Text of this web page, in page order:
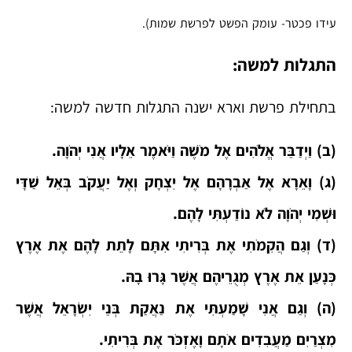
עידו פכטר- עומק הפשט לפרשת שמות).
התגלות למשה:
בתחילת פרשת וארא ישנה התגלות חדשה למשה:
(ב) וַיְדַבֵּר אֱלֹהִים אֶל מֹשֶׁה וַיֹּאמֶר אֵלָיו אֲנִי יְהֹוָה.
(ג) וָאֵרָא אֶל אַבְרָהָם אֶל יִצְחָק וְאֶל יַעֲקֹב בְּאֵל שַׁדָּי
וּשְׁמִי יְהֹוָה לֹא נוֹדַעְתִּי לָהֶם.
(ד) וְגַם הֲקִמֹתִי אֶת בְּרִיתִי אִתָּם לָתֵת לָהֶם אֶת אֶרֶץ
כְּנָעַן אֵת אֶרֶץ מְגֻרֵיהֶם אֲשֶׁר גָּרוּ בָהּ.
(ה) וְגַם אֲנִי שָׁמַעְתִּי אֶת נַאֲקַת בְּנֵי יִשְׂרָאֵל אֲשֶׁר
מִצְרַיִם מַעֲבִדִים אֹתָם וָאֶזְכֹּר אֶת בְּרִיתִי.